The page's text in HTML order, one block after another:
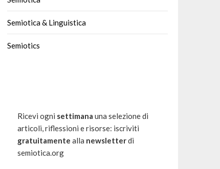
Semiotica & Linguistica
Semiotics
Ricevi ogni settimana una selezione di
articoli, riflessioni e risorse: iscriviti
gratuitamente alla newsletterdi
semiotica.org